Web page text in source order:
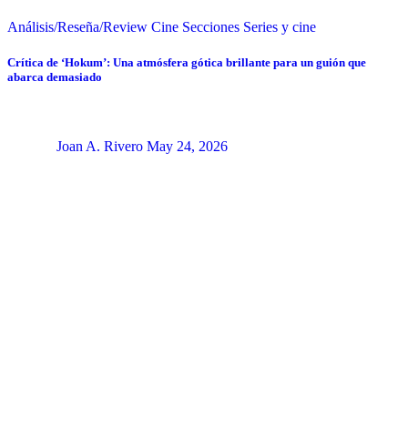
Análisis/Reseña/Review Cine Secciones Series y cine
Crítica de ‘Hokum’: Una atmósfera gótica brillante para un guión que
abarca demasiado
Joan A. Rivero May 24, 2026